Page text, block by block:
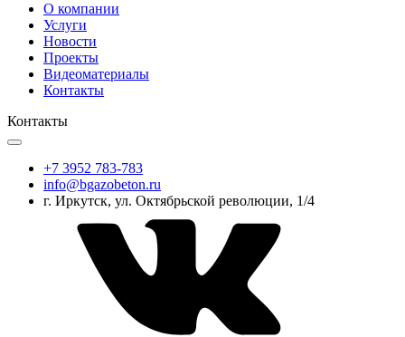
О компании
Услуги
Новости
Проекты
Видеоматериалы
Контакты
Контакты
+7 3952 783-783
info@bgazobeton.ru
г. Иркутск, ул. Октябрьской революции, 1/4